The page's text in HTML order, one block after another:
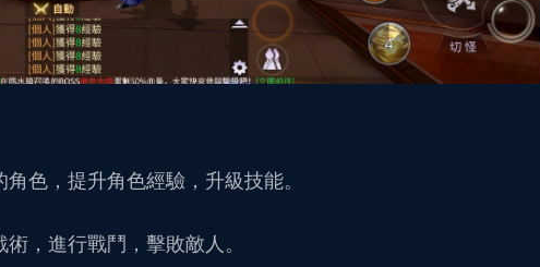
角色，提升角色經驗，升級技能。
，進行戰鬥，擊敗敵人。